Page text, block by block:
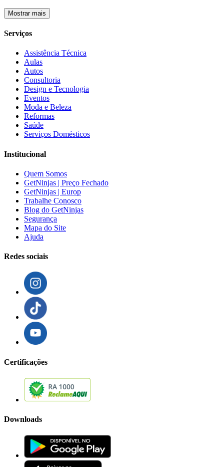
Mostrar mais
Serviços
Assistência Técnica
Aulas
Autos
Consultoria
Design e Tecnologia
Eventos
Moda e Beleza
Reformas
Saúde
Serviços Domésticos
Institucional
Quem Somos
GetNinjas | Preço Fechado
GetNinjas | Europ
Trabalhe Conosco
Blog do GetNinjas
Segurança
Mapa do Site
Ajuda
Redes sociais
Certificações
Downloads